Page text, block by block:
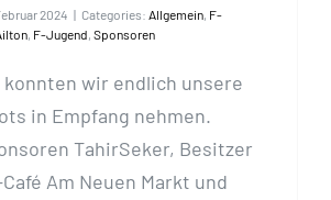
2024 | Categories: Allgemein, F-
, F-Jugend Sponsoren
konnten wir endlich unsere
in Empfang nehmen.
TahirSeker, Besitzer
Am Neuen Markt und